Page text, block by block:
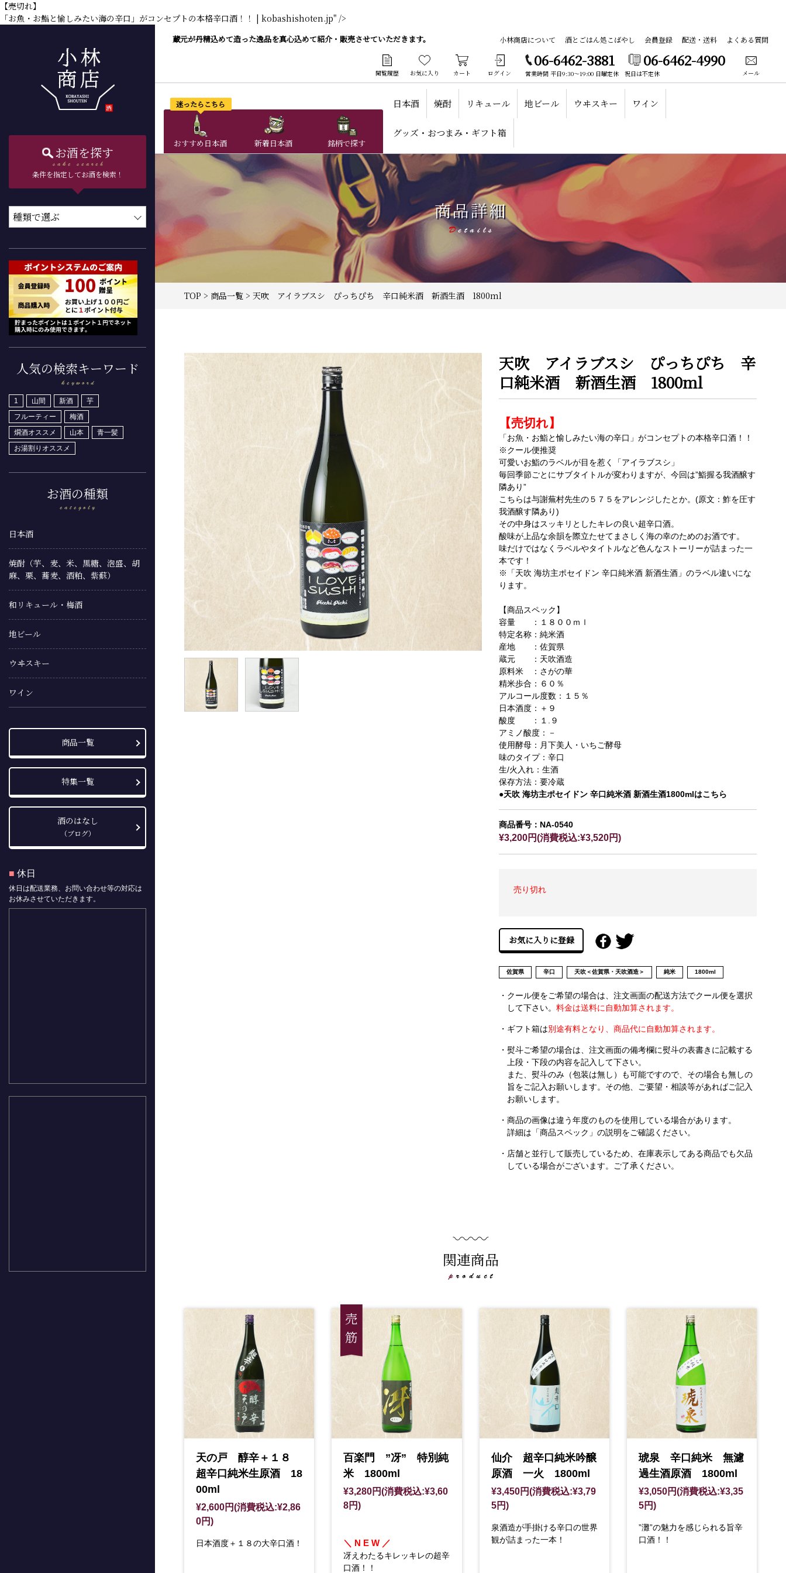
【売切れ】
「お魚・お鮨と愉しみたい海の辛口」がコンセプトの本格辛口酒！！ | kobashishoten.jp" />
お酒を探す
条件を指定してお酒を検索！
人気の検索キーワード
1 山間 新酒
芋
フルーティー
梅酒
燗酒オススメ
山本
青一髪
お湯割りオススメ
お酒の種類
日本酒
焼酎（芋、麦、米、黒糖、泡盛、胡
麻、栗、蕎麦、酒粕、紫蘇）
和リキュール・梅酒
地ビール
ウヰスキー
ワイン
商品一覧
特集一覧
酒のはなし
（ブログ）
■ 休日
休日は配送業務、お問い合わせ等の対応は
お休みさせていただきます。
蔵元が丹精込めて造った逸品を真心込めて紹介・販売させていただきます。 小林商店について 酒とごはん処こばやし 会員登録 配送・送料 よくある質問
閲覧履歴 お気に入り カート ログイン
06-6462-3881
営業時間 平日9:30～19:00 日曜定休 祝日は不定休
06-6462-4990
メール
おすすめ日本酒
迷ったらこちら
新着日本酒 銘柄で探す
日本酒 焼酎 リキュール 地ビール ウヰスキー ワイン
グッズ・おつまみ・ギフト箱
商品詳細
TOP > 商品一覧 > 天吹 アイラブスシ ぴっちぴち 辛口純米酒 新酒生酒 1800ml
天吹 アイラブスシ ぴっちぴち 辛
口純米酒 新酒生酒 1800ml
【売切れ】
「お魚・お鮨と愉しみたい海の辛口」がコンセプトの本格辛口酒！！
※クール便推奨
可愛いお鮨のラベルが目を惹く「アイラブスシ」
毎回季節ごとにサブタイトルが変わりますが、今回は”鮨握る我酒醸す
隣あり”
こちらは与謝蕪村先生の５７５をアレンジしたとか。(原文：鮓を圧す
我酒醸す隣あり)
その中身はスッキリとしたキレの良い超辛口酒。
酸味が上品な余韻を際立たせてまさしく海の幸のためのお酒です。
味だけではなくラベルやタイトルなど色んなストーリーが詰まった一
本です！
※「天吹 海坊主ポセイドン 辛口純米酒 新酒生酒」のラベル違いにな
ります。
【商品スペック】
容量 ：１８００ｍｌ
特定名称：純米酒
産地 ：佐賀県
蔵元 ：天吹酒造
原料米 ：さがの華
精米歩合：６０％
アルコール度数：１５％
日本酒度：＋９
酸度 ：１.９
アミノ酸度：－
使用酵母：月下美人・いちご酵母
味のタイプ：辛口
生/火入れ：生酒
保存方法：要冷蔵
●天吹 海坊主ポセイドン 辛口純米酒 新酒生酒1800mlはこちら
商品番号：NA-0540
¥3,200円(消費税込:¥3,520円)
売り切れ
佐賀県 辛口 天吹＜佐賀県・天吹酒造＞ 純米 1800ml
・クール便をご希望の場合は、注文画面の配送方法でクール便を選択
して下さい。料金は送料に自動加算されます。
・ギフト箱は別途有料となり、商品代に自動加算されます。
・熨斗ご希望の場合は、注文画面の備考欄に熨斗の表書きに記載する
上段・下段の内容を記入して下さい。
また、熨斗のみ（包装は無し）も可能ですので、その場合も無しの
旨をご記入お願いします。その他、ご要望・相談等があればご記入
お願いします。
・商品の画像は違う年度のものを使用している場合があります。
詳細は「商品スペック」の説明をご確認ください。
・店舗と並行して販売しているため、在庫表示してある商品でも欠品
している場合がございます。ご了承ください。
関連商品
天の戸 醇辛＋１８
超辛口純米生原酒 18
00ml
¥2,600円(消費税込:¥2,86
0円)
日本酒度＋１８の大辛口酒！
百楽門 ”冴” 特別純
米 1800ml
¥3,280円(消費税込:¥3,60
8円)
＼ N E W ／
冴えわたるキレッキレの超辛
口酒！！
仙介 超辛口純米吟醸
原酒 一火 1800ml
¥3,450円(消費税込:¥3,79
5円)
泉酒造が手掛ける辛口の世界
観が詰まった一本！
琥泉 辛口純米 無濾
過生酒原酒 1800ml
¥3,050円(消費税込:¥3,35
5円)
”灘”の魅力を感じられる旨辛
口酒！！